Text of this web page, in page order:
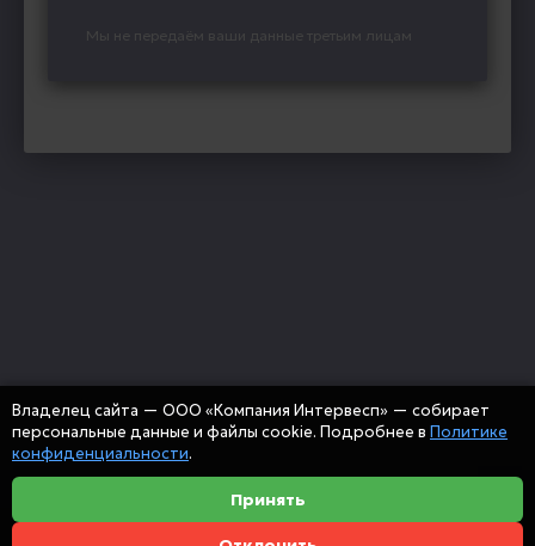
Мы не передаём ваши данные третьим лицам
Владелец сайта — ООО «Компания Интервесп» — собирает
персональные данные и файлы cookie. Подробнее в Политике
конфиденциальности.
Принять